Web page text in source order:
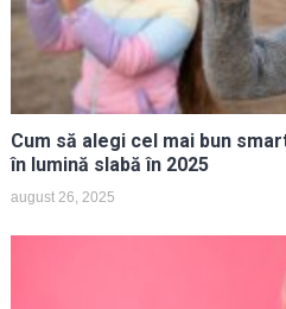
Cum să alegi cel mai bun
în lumină slabă în 2025
august 26, 2025